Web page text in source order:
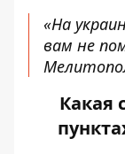
«На
вам не
Какая